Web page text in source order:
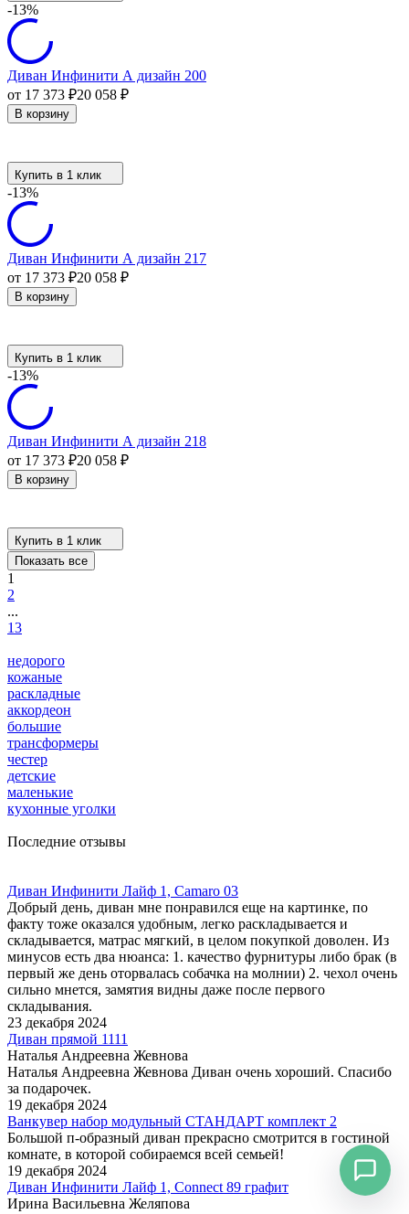
-13%
Диван Инфинити А дизайн 200
от 17 373 ₽20 058 ₽
В корзину
Купить в 1 клик
-13%
Диван Инфинити А дизайн 217
от 17 373 ₽20 058 ₽
В корзину
Купить в 1 клик
-13%
Диван Инфинити А дизайн 218
от 17 373 ₽20 058 ₽
В корзину
Купить в 1 клик
Показать все
1
2
...
13
недорого
кожаные
раскладные
аккордеон
большие
трансформеры
честер
детские
маленькие
кухонные уголки
Последние отзывы
Диван Инфинити Лайф 1, Camaro 03
Добрый день, диван мне понравился еще на картинке, по
факту тоже оказался удобным, легко раскладывается и
складывается, матрас мягкий, в целом покупкой доволен. Из
минусов есть два нюанса: 1. качество фурнитуры либо брак (в
первый же день оторвалась собачка на молнии) 2. чехол очень
сильно мнется, замятия видны даже после первого
складывания.
23 декабря 2024
Диван прямой 1111
Наталья Андреевна Жевнова
Наталья Андреевна Жевнова Диван очень хороший. Спасибо
за подарочек.
19 декабря 2024
Ванкувер набор модульный СТАНДАРТ комплект 2
Большой п-образный диван прекрасно смотрится в гостиной
комнате, в которой собираемся всей семьей!
19 декабря 2024
Диван Инфинити Лайф 1, Connect 89 графит
Ирина Васильевна Желяпова